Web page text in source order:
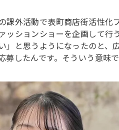
課外活動で表町商店街活性化
ッションショーを企画して行
」と思うようになったのと、
募したんです。そういう意味